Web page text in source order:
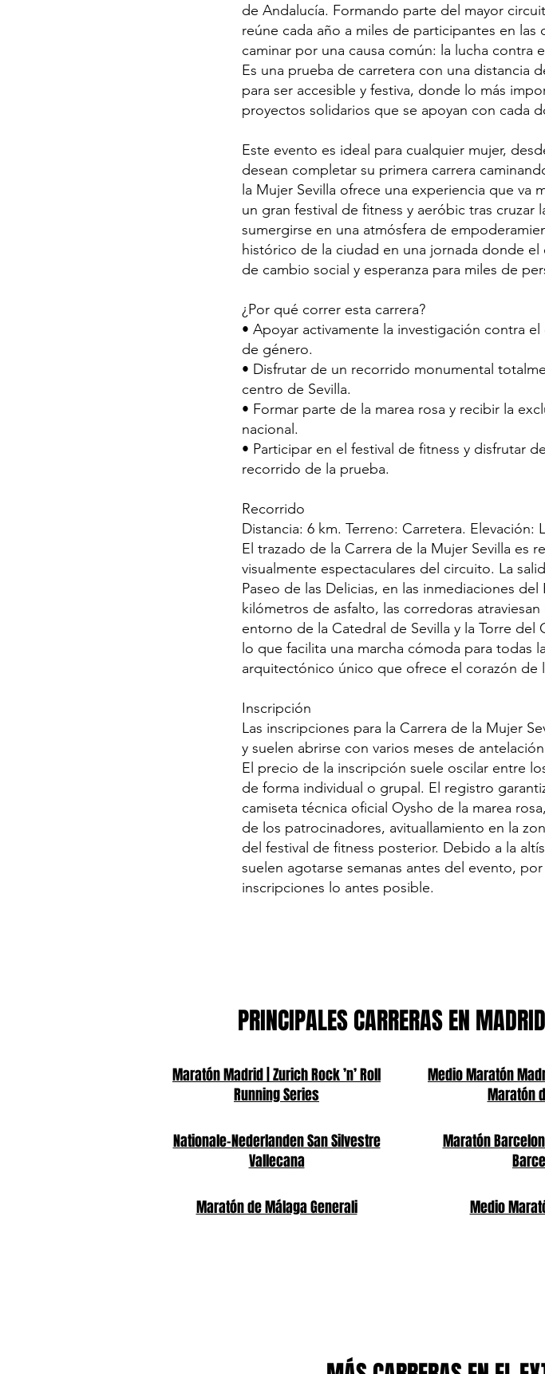
de Andalucía. Formando parte del mayor
reúne cada año a miles de participantes en
caminar por una causa común: la lucha contra
Es una prueba de carretera con una distancia
para ser accesible y festiva, donde lo más
proyectos solidarios que se apoyan con cada
Este evento es ideal para cualquier mujer,
desean completar su primera carrera
la Mujer Sevilla ofrece una experiencia que
un gran festival de fitness y aeróbic tras cruzar
sumergirse en una atmósfera de
histórico de la ciudad en una jornada donde
de cambio social y esperanza para miles de
¿Por qué correr esta carrera?
• Apoyar activamente la investigación contra
de género.
• Disfrutar de un recorrido monumental
centro de Sevilla.
• Formar parte de la marea rosa y recibir la
nacional.
• Participar en el festival de fitness y disfrutar
recorrido de la prueba.
Recorrido
Distancia: 6 km. Terreno: Carretera. Elevación:
El trazado de la Carrera de la Mujer Sevilla es
visualmente espectaculares del circuito. La
Paseo de las Delicias, en las inmediaciones
kilómetros de asfalto, las corredoras
entorno de la Catedral de Sevilla y la Torre
lo que facilita una marcha cómoda para todas
arquitectónico único que ofrece el corazón de
Inscripción
Las inscripciones para la Carrera de la Mujer
y suelen abrirse con varios meses de
El precio de la inscripción suele oscilar entre
de forma individual o grupal. El registro
camiseta técnica oficial Oysho de la marea
de los patrocinadores, avituallamiento en la
del festival de fitness posterior. Debido a la
suelen agotarse semanas antes del evento,
inscripciones lo antes posible.
PRINCIPALES CARRERAS EN
Maratón Madrid | Zurich Rock ’n’ Roll
Running Series
Medio Maratón
Maratón
Nationale-Nederlanden San Silvestre
Vallecana
Maratón
Maratón de Málaga Generali Medio